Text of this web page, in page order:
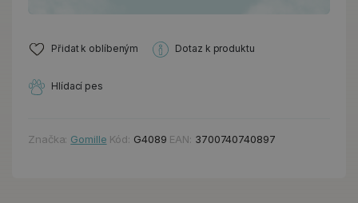
Přidat k oblíbeným Dotaz k produktu
Hlídací pes
Značka: Gomille Kód: G4089 EAN: 3700740740897